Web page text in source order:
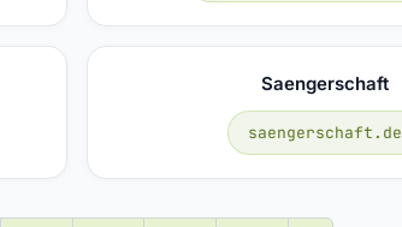
Saengerschaft
saengerschaft.de